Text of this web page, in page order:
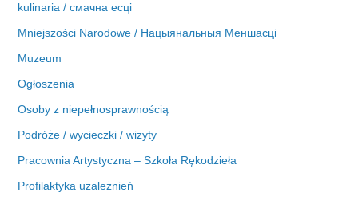
kulinaria / смачна есці
Mniejszości Narodowe / Нацыянальныя Меншасці
Muzeum
Ogłoszenia
Osoby z niepełnosprawnością
Podróże / wycieczki / wizyty
Pracownia Artystyczna – Szkoła Rękodzieła
Profilaktyka uzależnień